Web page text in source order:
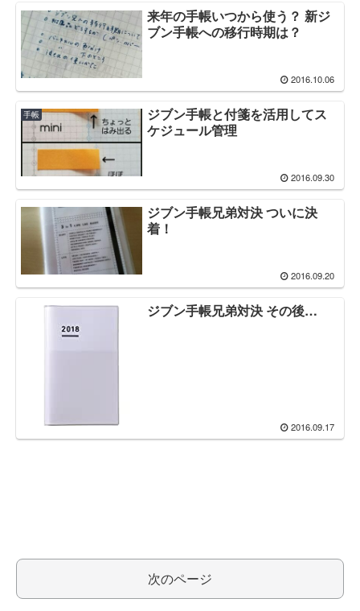
来年の手帳いつから使う？ 新ジ
ブン手帳への移行時期は？
2016.10.06
手帳
ジブン手帳と付箋を活用してス
ケジュール管理
2016.09.30
ジブン手帳兄弟対決 ついに決
着！
2016.09.20
ジブン手帳兄弟対決 その後…
2016.09.17
次のページ